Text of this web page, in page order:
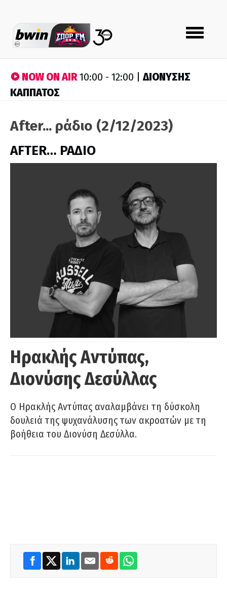
Toggle
navigation
NOW ON AIR10:00 - 12:00 |ΔΙΟΝΥΣΗΣ
ΚΑΠΠΑΤΟΣ
After... ράδιο (2/12/2023)
AFTER… ΡΑΔΙΟ
Ηρακλής Αντύπας,
Διονύσης Δεσύλλας
Ο Ηρακλής Αντύπας αναλαμβάνει τη δύσκολη
δουλειά της ψυχανάλυσης των ακροατών με τη
βοήθεια του Διονύση Δεσύλλα.